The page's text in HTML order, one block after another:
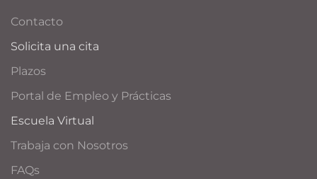
Contacto
Solicita una cita
Plazos
Portal de Empleo y Prácticas
Escuela Virtual
Trabaja con Nosotros
FAQs